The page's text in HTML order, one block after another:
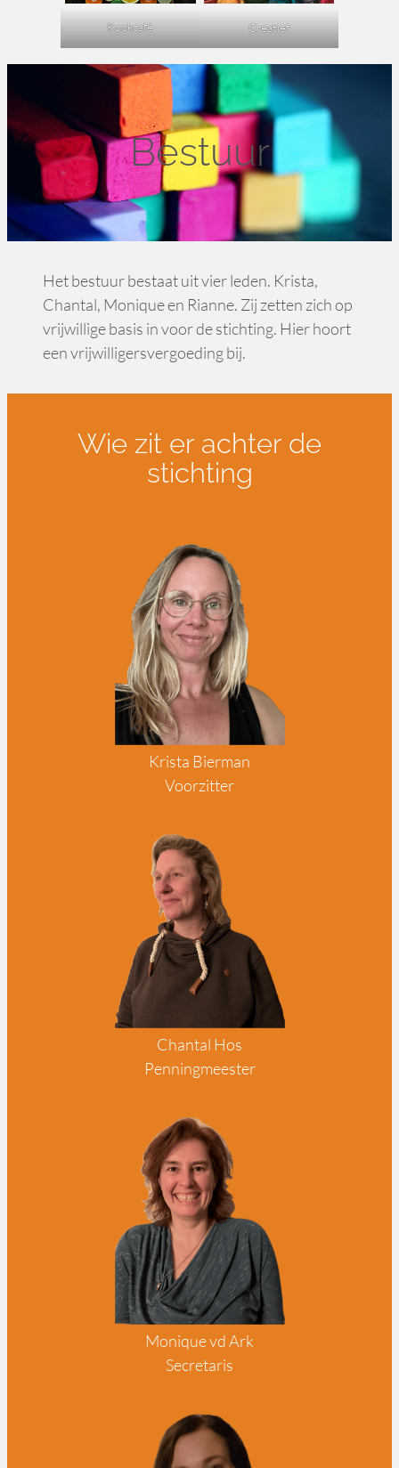
Kookcafé Creatief
Bestuur
Het bestuur bestaat uit vier leden. Krista,
Chantal, Monique en Rianne. Zij zetten zich op
vrijwillige basis in voor de stichting. Hier hoort
een vrijwilligersvergoeding bij.
Wie zit er achter de
stichting
Krista Bierman
Voorzitter
Chantal Hos
Penningmeester
Monique vd Ark
Secretaris